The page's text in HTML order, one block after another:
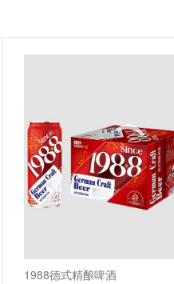
1988德式精酿啤酒